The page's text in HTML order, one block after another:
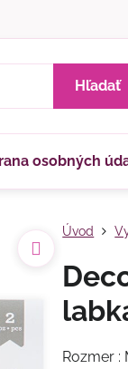
Hľadať
osobných
Úvod
Rozmer :